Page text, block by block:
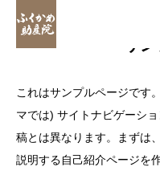
サ
これはサンプルページです
マでは) サイトナビゲーシ
稿とは異なります。まずは
説明する自己紹介ページを
電話